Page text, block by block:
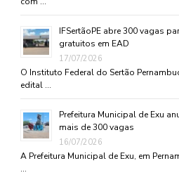
IFSertãoPE abre 300 vagas
gratuitos em EAD
17/07/2026
O Instituto Federal do Sertão
edital …
Prefeitura Municipal de Exu
mais de 300 vagas
16/07/2026
A Prefeitura Municipal de Exu, em
…